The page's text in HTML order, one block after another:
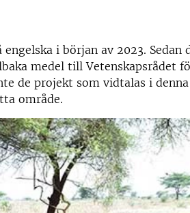
i början av 2023. Sedan
medel till Vetenskapsrådet
de projekt som vidtalas i
område.